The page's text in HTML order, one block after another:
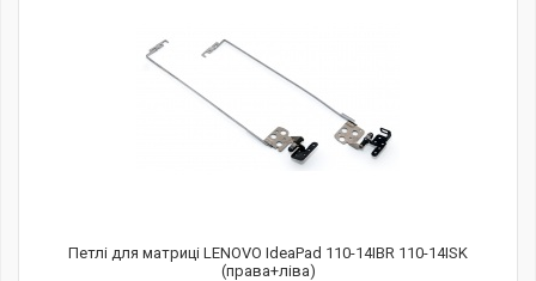
Петлі для матриці LENOVO IdeaPad 110-14IBR 110-14ISK
(права+ліва)